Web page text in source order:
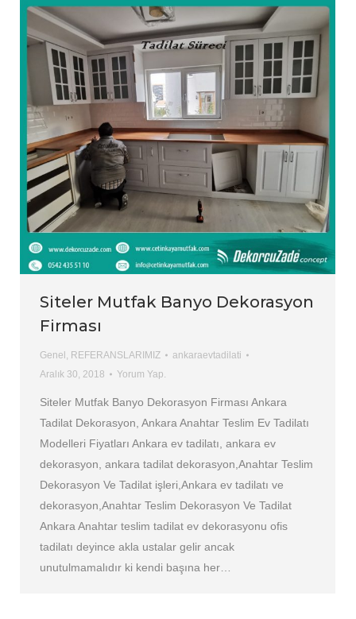
Siteler Mutfak Banyo Dekorasyon
Firması
Genel , REFERANSLARIMIZ
ankaraevtadilati
Aralık 30, 2018
Yorum Yap.
Siteler Mutfak Banyo Dekorasyon Firması Ankara
Tadilat Dekorasyon, Ankara Anahtar Teslim Ev Tadilatı
Modelleri Fiyatları Ankara ev tadilatı, ankara ev
dekorasyon, ankara tadilat dekorasyon,Anahtar Teslim
Dekorasyon Ve Tadilat işleri,Ankara ev tadilatı ve
dekorasyon,Anahtar Teslim Dekorasyon Ve Tadilat
Ankara Anahtar teslim tadilat ev dekorasyonu ofis
tadilatı deyince akla ustalar gelir ancak
unutulmamalıdır ki kendi başına her…